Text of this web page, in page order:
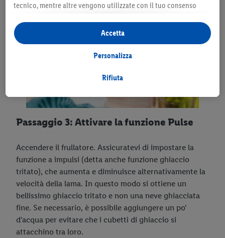
Passaggio 3: Attivare la funzione Pulse
Accendere il frullatore. Assicuratevi di impostare la
funzione a impulsi (detta anche funzione ghiaccio
tritato), che aumenta e diminuisce alternativamente la
velocità della lama. In questo modo si ottiene un
bellissimo ghiaccio tritato e non una neve ghiacciata
fine. Se necessario, è possibile aggiungere un po'
d'acqua per evitare che i cubetti di ghiaccio si
attacchino tra loro.
tecnico, mentre altre vengono utilizzate con il tuo consenso
statistiche o per realizzare pubblicità personalizzate all’interno
e all’esterno dei servizi Lidl. Se partecipi al programma Lidl Plus,
per tali finalità vengono trattati anche dati riguardanti il tuo
Selezionando “Personalizza” puoi consentire solo alcune
dati.
tecnologie necessarie. Cliccando su “Accetta” acconsenti a tutti
disposizioni sulla protezione dei datitrovi ulteriori
informazioni, anche in relazione al periodo di conservazione
dei dati e al tuo diritto di revocare il consenso in qualsiasi
momento con effetto per il futuro. Le note legali sono
disponibili qui.
Rifiuta
Personalizza
Accetta